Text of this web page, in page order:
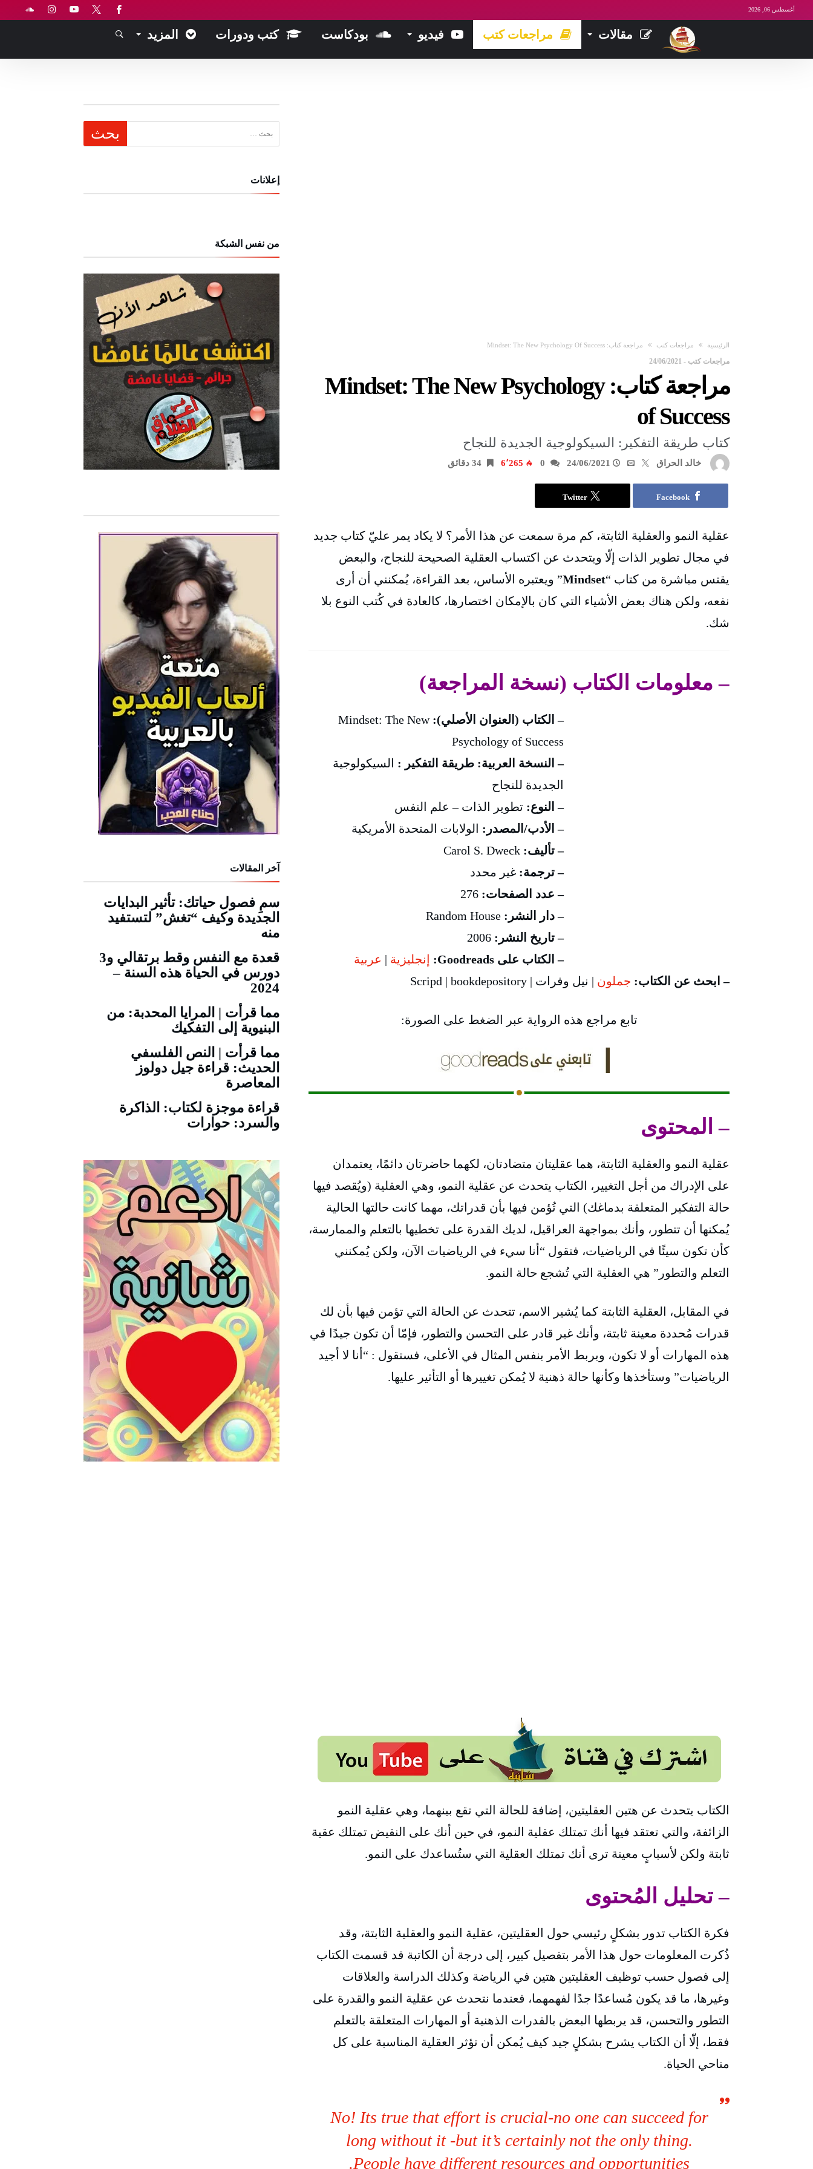
أغسطس 06, 2026
مقالات مراجعات كتب فيديو بودكاست كتب ودورات المزيد
‫الرئيسية‬ مراجعات كتب مراجعة كتاب: Mindset: The New Psychology Of Success
مراجعات كتب -
24/06/2021
مراجعة كتاب: Mindset: The New Psychology
of Success
خالد الحراق 24/06/2021 6٬265 34 ‫دقائق‬
Facebook
Twitter
عقلية النمو والعقلية الثابتة، كم مرة سمعت عن هذا الأمر؟ لا يكاد يمر عليّ كتاب جديد
في مجال تطوير الذات إلّا ويتحدث عن اكتساب العقلية الصحيحة للنجاح، والبعض
يقتس مباشرة من كتاب “Mindset” ويعتبره الأساس، بعد القراءة، يُمكنني أن أرى
نفعه، ولكن هناك بعض الأشياء التي كان بالإمكان اختصارها، كالعادة في كُتب النوع بلا
شك.
– معلومات الكتاب (نسخة المراجعة)
– الكتاب (العنوان الأصلي): Mindset: The New
Psychology of Success
– النسخة العربية: ‎طريقة التفكير :
السيكولوجية
الجديدة للنجاح‎
– النوع: تطوير الذات – علم النفس
– الأدب/المصدر: الولابات المتحدة الأمريكية
– تأليف:
– ترجمة: غير محدد
– عدد الصفحات:
– دار النشر:
– تاريخ النشر:
– الكتاب على Goodreads:
إنجليزية | عربية
– ابحث عن الكتاب: جملون | نيل وفرات | Scripd | bookdepository
تابع مراجع هذه الرواية عبر الضغط على الصورة:
– المحتوى
عقلية النمو والعقلية الثابتة، هما عقليتان متضادتان، لكهما حاضرتان دائمًا، يعتمدان
على الإدراك من أجل التغيير، الكتاب يتحدث عن عقلية النمو، وهي العقلية (ويُقصد فيها
حالة التفكير المتعلقة بدماغك) التي تُؤمن فيها بأن قدراتك، مهما كانت حالتها الحالية
يُمكنها أن تتطور، وأنك بمواجهة العراقيل، لديك القدرة على تخطيها بالتعلم والممارسة،
كأن تكون سيئًا في الرياضيات، فتقول “أنا سيء في الرياضيات الآن، ولكن يُمكنني
التعلم والتطور” هي العقلية التي تُشجع حالة النمو.
في المقابل، العقلية الثابتة كما يُشير الاسم، تتحدث عن الحالة التي تؤمن فيها بأن لك
قدرات مُحددة معينة ثابتة، وأنك غير قادر على التحسن والتطور، فإمّا أن تكون جيدًا في
هذه المهارات أو لا تكون، وبربط الأمر بنفس المثال في الأعلى، فستقول : “أنا لا أجيد
الرياضيات” وستأخذها وكأنها حالة ذهنية لا يُمكن تغييرها أو التأثير عليها.
الكتاب يتحدث عن هتين العقليتين، إضافة للحالة التي تقع بينهما، وهي عقلية النمو
الزائفة، والتي تعتقد فيها أنك تمتلك عقلية النمو، في حين أنك على النقيض تمتلك عقية
ثابتة ولكن لأسبابٍ معينة ترى أنك تمتلك العقلية التي ستُساعدك على النمو.
– تحليل المُحتوى
فكرة الكتاب تدور بشكلٍ رئيسي حول العقليتين، عقلية النمو والعقلية الثابتة، وقد
ذُكرت المعلومات حول هذا الأمر بتفصيل كبير، إلى درجة أن الكاتبة قد قسمت الكتاب
إلى فصول حسب توظيف العقليتين هتين في الرياضة وكذلك الدراسة والعلاقات
وغيرها، ما قد يكون مُساعدًا جدًا لفهمهما، فعندما نتحدث عن عقلية النمو والقدرة على
التطور والتحسن، قد يربطها البعض بالقدرات الذهنية أو المهارات المتعلقة بالتعلم
فقط، إلّا أن الكتاب يشرح بشكلٍ جيد كيف يُمكن أن تؤثر العقلية المناسبة على كل
مناحي الحياة.
No! Its true that effort is crucial-no one can succeed for
long without it -but it’s certainly not the only thing.
People have different resources and opportunities.
البحث عن:
إعلانات
من نفس الشبكة
آخر المقالات
سمِ فصول حياتك: تأثير البدايات
الجديدة وكيف “تغش” لتستفيد
منه
قعدة مع النفس وقط برتقالي و3
دورس في الحياة هذه السنة –
2024
مما قرأت | المرايا المحدبة: من
البنيوية إلى التفكيك
مما قرأت | النص الفلسفي
الحديث: قراءة جيل دولوز
المعاصرة
قراءة موجزة لكتاب: الذاكرة
والسرد: حوارات